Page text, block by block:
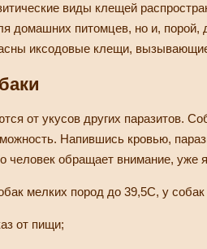
виды клещей
домашних питомцев, но и,
иксодовые клещи,
от укусов других паразитов.
Напившись кровью,
обращает внимание, уже
мелких пород до 39,5С, у
от пищи;